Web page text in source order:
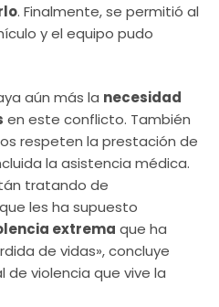
. Finalmente, se permitió al
y el equipo pudo
aún más la necesidad
en este conflicto. También
respeten la prestación de
la asistencia médica.
tratando de
que les ha supuesto
extrema que ha
de vidas», concluye
de violencia que vive la